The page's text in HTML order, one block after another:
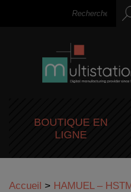
BOUTIQUE EN
LIGNE
Accueil > HAMUEL –